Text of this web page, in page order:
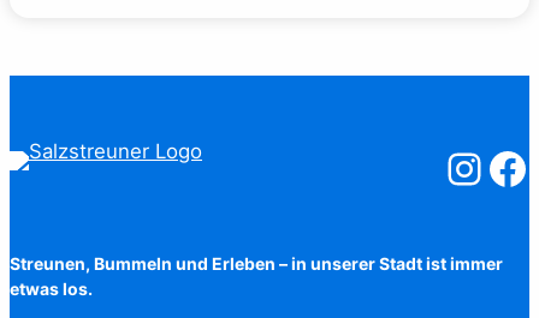
Streunen, Bummeln und Erleben – in unserer Stadt ist immer
etwas los.